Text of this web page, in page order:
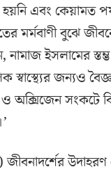
এবং কেয়ামত
মর্মবাণী বুঝে
ইসলামের
স্বাস্থ্যের জন্যও
ও অক্সিজেন
উদাহরণ